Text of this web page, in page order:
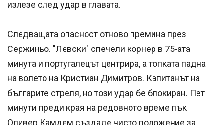
излезе след удар в главата.
Следващата опасност отново премина през
Сержиньо. "Левски" спечели корнер в 75-ата
минута и португалецът центрира, а топката падна
на волето на Кристиан Димитров. Капитанът на
българите стреля, но този удар бе блокиран. Пет
минути преди края на редовното време пък
Оливер Камдем създаде чисто положение за